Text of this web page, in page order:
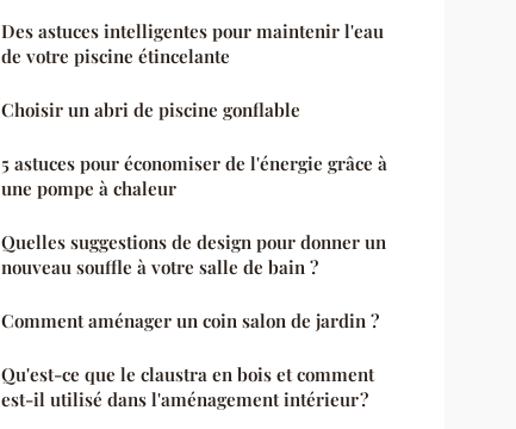
Des astuces intelligentes pour maintenir l'eau
de votre piscine étincelante
Choisir un abri de piscine gonflable
5 astuces pour économiser de l'énergie grâce à
une pompe à chaleur
Quelles suggestions de design pour donner un
nouveau souffle à votre salle de bain ?
Comment aménager un coin salon de jardin ?
Qu'est-ce que le claustra en bois et comment
est-il utilisé dans l'aménagement intérieur ?